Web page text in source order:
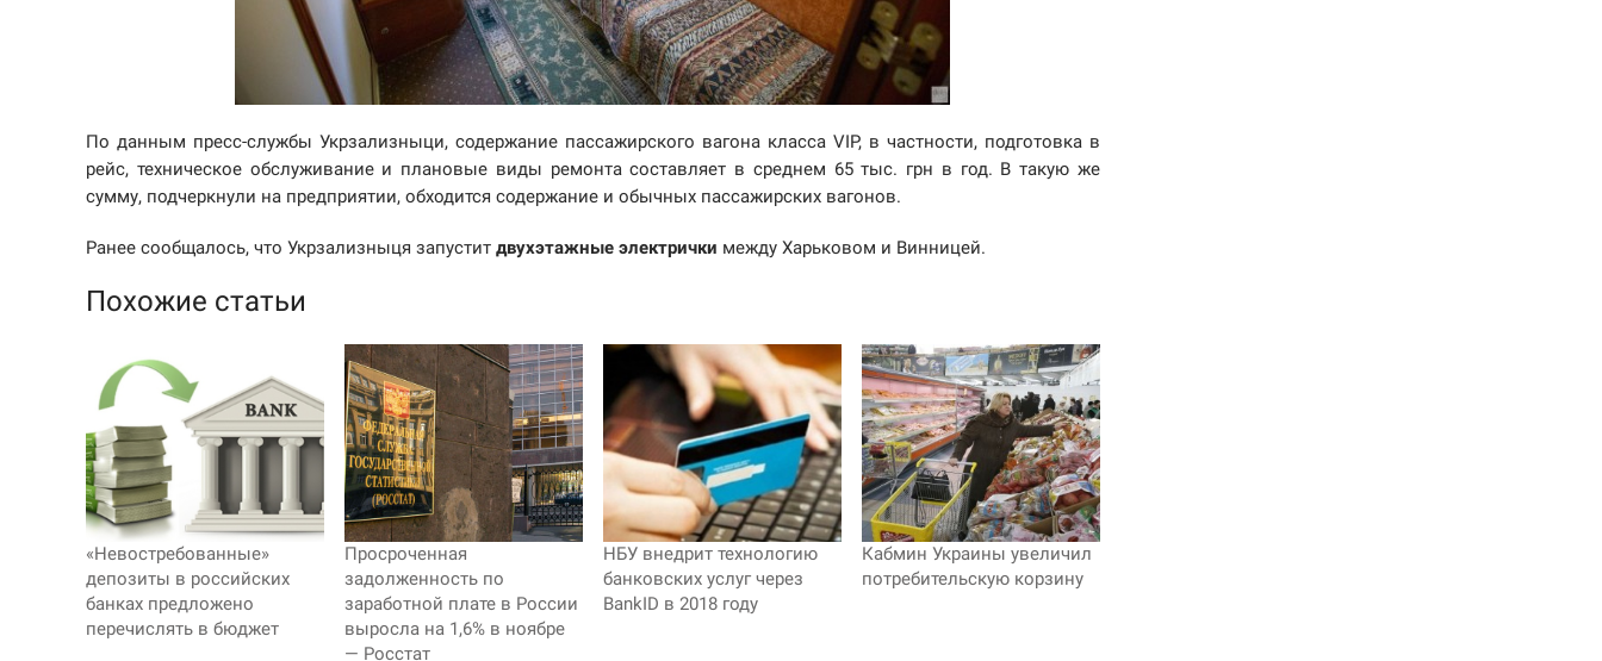
По данным пресс-службы Укрзализныци, содержание пассажирского вагона класса VIP, в частности, подготовка в
рейс, техническое обслуживание и плановые виды ремонта составляет в среднем 65 тыс. грн в год. В такую же
сумму, подчеркнули на предприятии, обходится содержание и обычных пассажирских вагонов.
Ранее сообщалось, что Укрзализныця запустит двухэтажные электрички между Харьковом и Винницей.
Похожие статьи
«Невостребованные»
депозиты в российских
банках предложено
перечислять в бюджет
Просроченная
задолженность по
заработной плате в России
выросла на 1,6% в ноябре
— Росстат
НБУ внедрит технологию
банковских услуг через
BankID в 2018 году
Кабмин Украины увеличил
потребительскую корзину